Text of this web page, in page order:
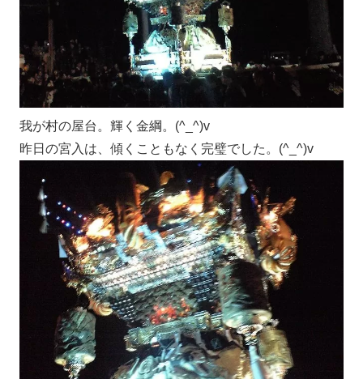
我が村の屋台。輝く金綱。(^_^)v
昨日の宮入は、傾くこともなく完璧でした。(^_^)v